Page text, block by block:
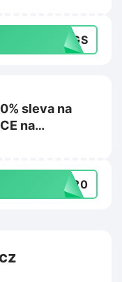
30GS
sleva na
na
DS20